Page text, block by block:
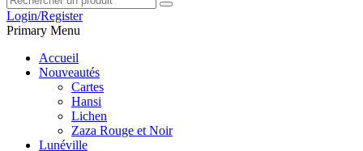
Login/Register
Primary Menu
Accueil
Nouveautés
Cartes
Hansi
Lichen
Zaza Rouge et Noir
Lunéville